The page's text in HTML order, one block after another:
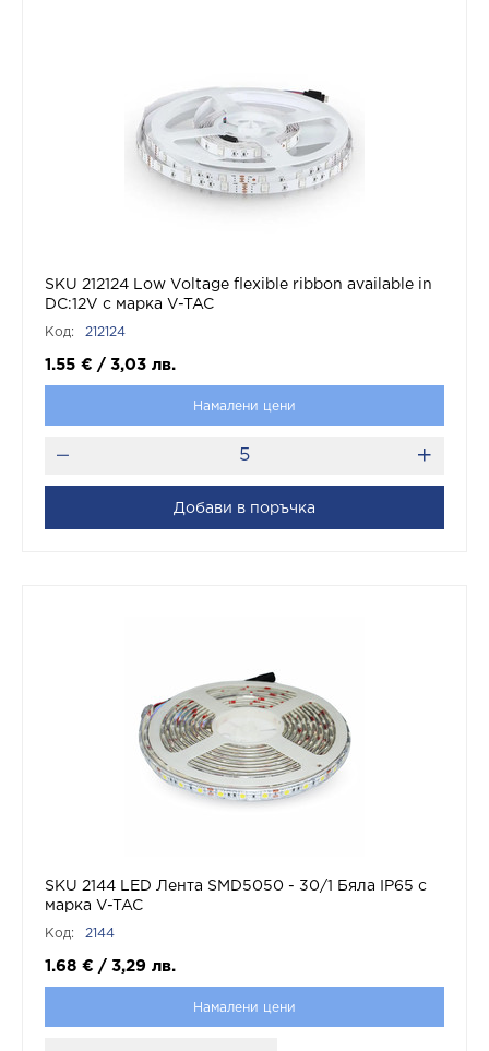
SKU 212124 Low Voltage flexible ribbon available in
DC:12V с марка V-TAC
Код: 212124
1.55 € / 3,03 лв.
Намалени цени
Добави в поръчка
SKU 2144 LED Лента SMD5050 - 30/1 Бяла IP65 с
марка V-TAC
Код: 2144
1.68 € / 3,29 лв.
Намалени цени